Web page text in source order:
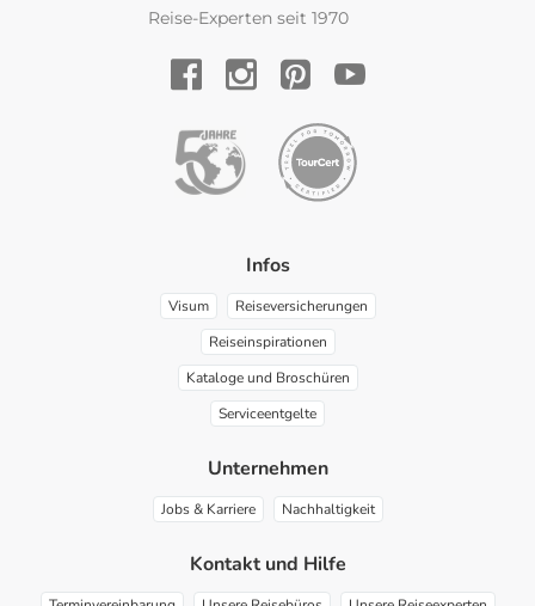
Reise-Experten seit 1970
Infos
Visum
Reiseversicherungen
Reiseinspirationen
Kataloge und Broschüren
Serviceentgelte
Unternehmen
Jobs & Karriere Nachhaltigkeit
Kontakt und Hilfe